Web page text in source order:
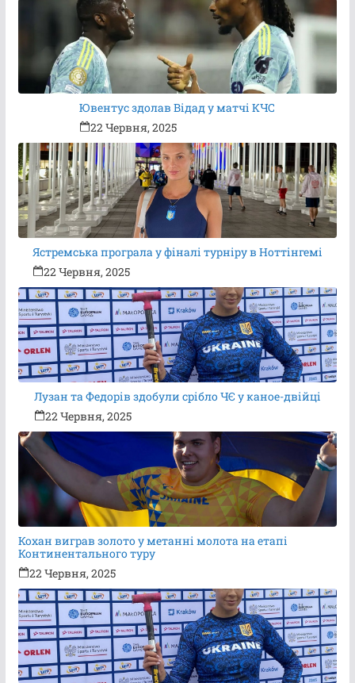
Ювентус здолав Відад у матчі КЧС
22 Червня, 2025
Ястремська програла у фіналі турніру в Ноттінгемі
22 Червня, 2025
Лузан та Федорів здобули срібло ЧЄ у каное-двійці
22 Червня, 2025
Кохан виграв золото у метанні молота на етапі
Континентального туру
22 Червня, 2025